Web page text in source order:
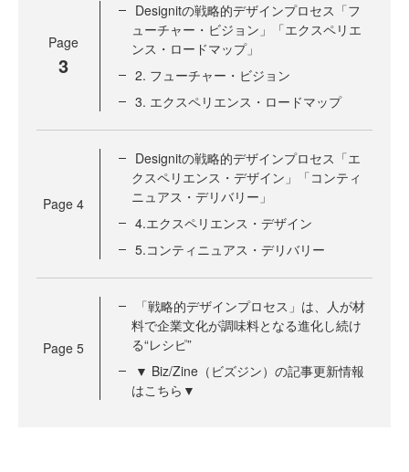
Page
3
Designitの戦略的デザインプロセス「フ
ューチャー・ビジョン」「エクスペリエ
ンス・ロードマップ」
2. フューチャー・ビジョン
3. エクスペリエンス・ロードマップ
Page 4
Designitの戦略的デザインプロセス「エ
クスペリエンス・デザイン」「コンティ
ニュアス・デリバリー」
4.エクスペリエンス・デザイン
5.コンティニュアス・デリバリー
Page 5
「戦略的デザインプロセス」は、人が材
料で企業文化が調味料となる進化し続け
る“レシピ”
▼ Biz/Zine（ビズジン）の記事更新情報
はこちら▼